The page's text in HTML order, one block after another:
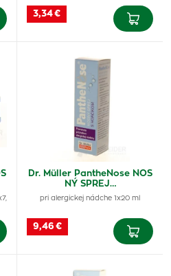
3,34 €
Dr. Müller PantheNose NOS
NÝ SPREJ…
pri alergickej nádche 1x20 ml
9,46 €